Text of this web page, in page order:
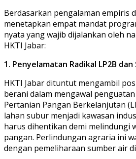
​Berdasarkan pengalaman empiris
menetapkan empat mandat
nyata yang wajib dijalankan oleh
HKTI Jabar:
1. Penyelamatan Radikal LP2B
​HKTI Jabar dituntut mengambil
berani dalam mengawal
Pertanian Pangan Berkelanjutan
lahan subur menjadi kawasan
harus dihentikan demi melindungi
pangan. Perlindungan agraria ini
dengan pemeliharaan sumber air